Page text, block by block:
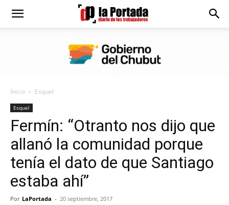
Diario
Portada
Inicio Esquel
Esquel
Fermín: “Otranto nos dijo que
allanó la comunidad porque
tenía el dato de que Santiago
estaba ahí”
Por LaPortada - 20 septiembre, 2017